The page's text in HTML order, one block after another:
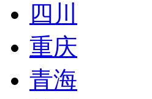
四川
重庆
青海